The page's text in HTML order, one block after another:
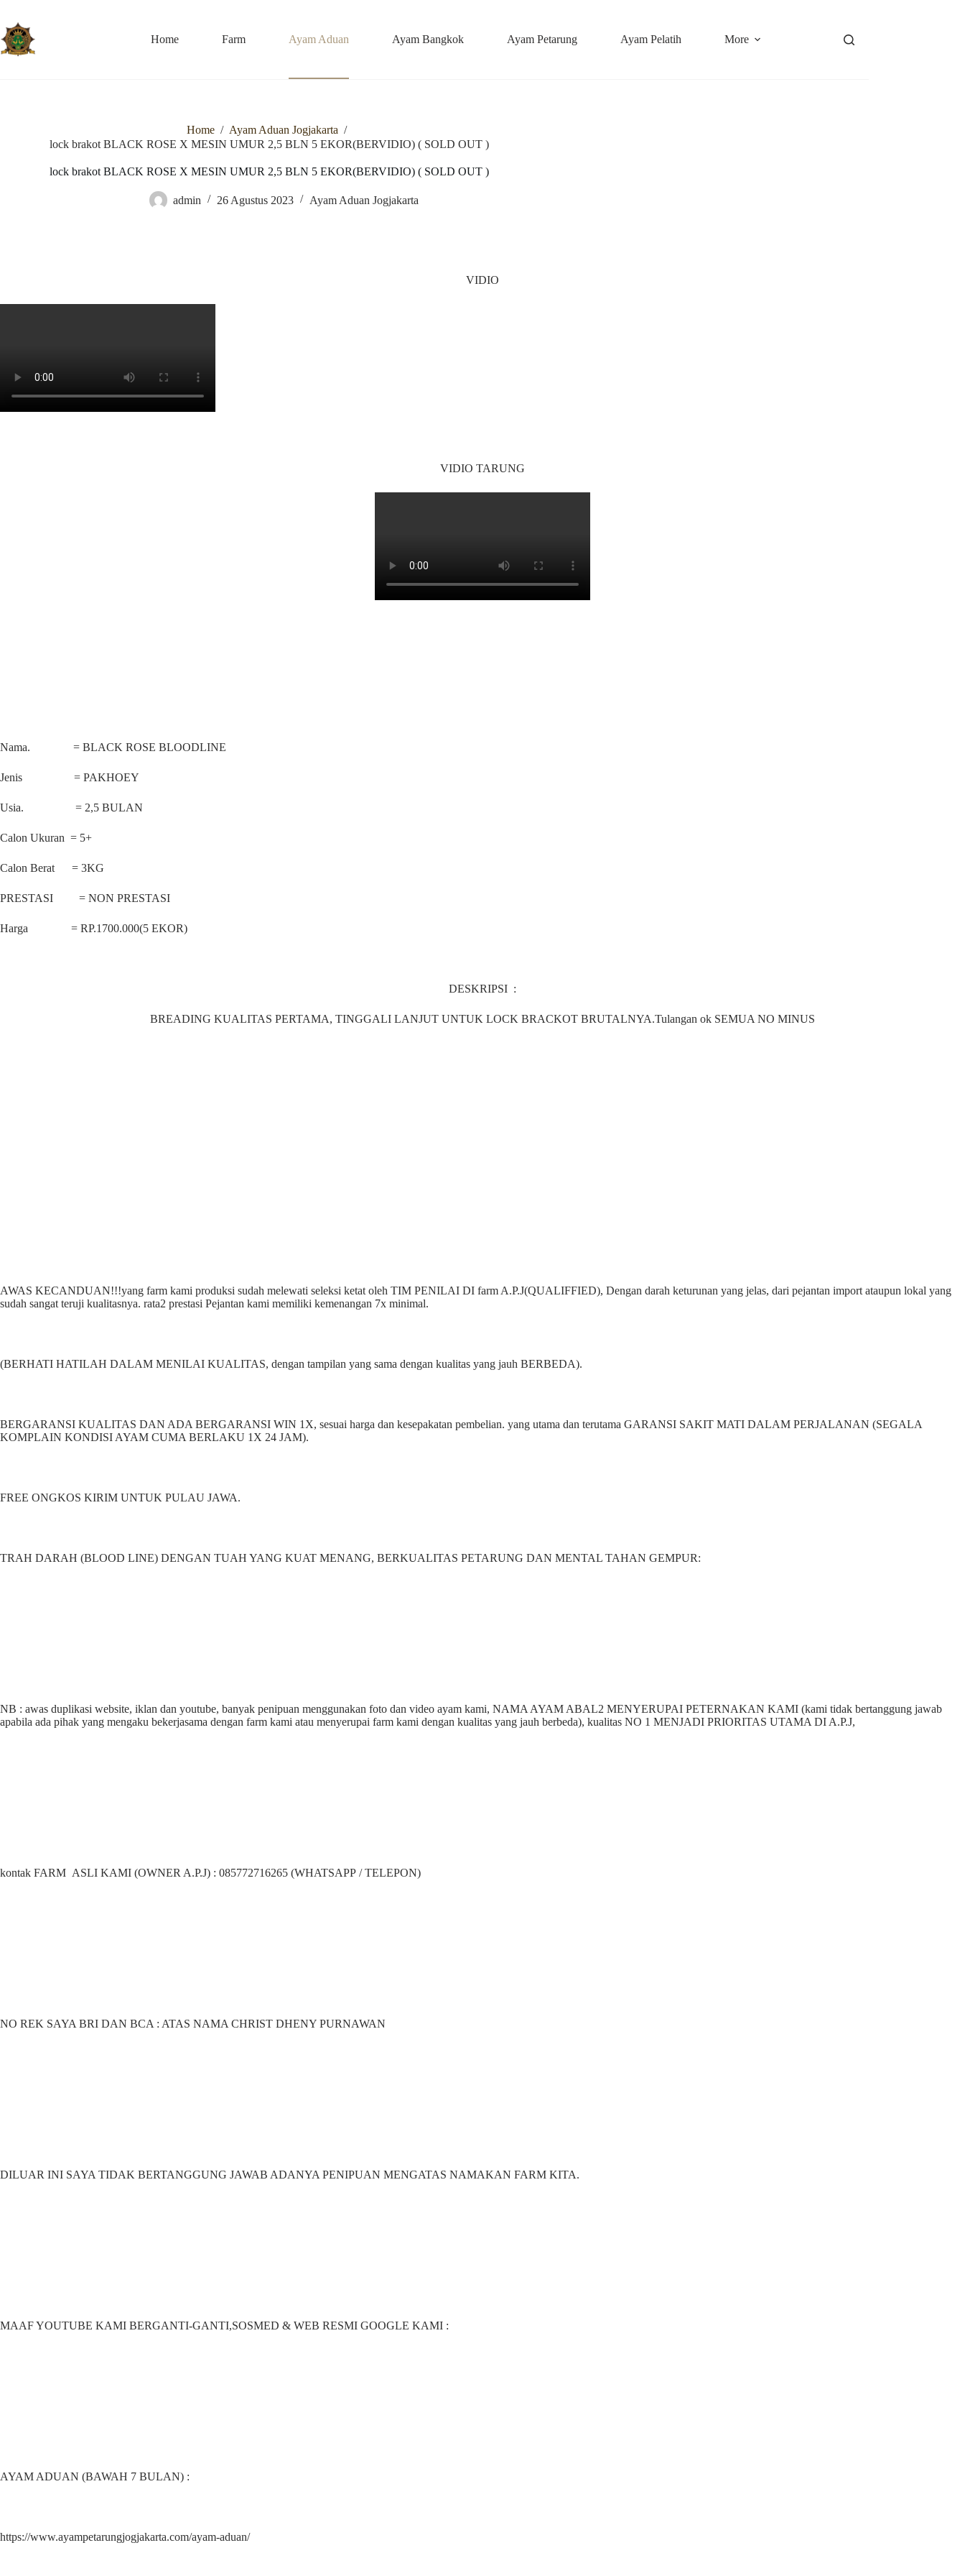
content
Home Farm Ayam Aduan Ayam Bangkok Ayam Petarung Ayam Pelatih More
Home / Ayam Aduan Jogjakarta /
lock brakot BLACK ROSE X MESIN UMUR 2,5 BLN 5 EKOR(BERVIDIO) ( SOLD OUT )
lock brakot BLACK ROSE X MESIN UMUR 2,5 BLN 5 EKOR(BERVIDIO) ( SOLD OUT )
admin 26 Agustus 2023 Ayam Aduan Jogjakarta
VIDIO
VIDIO TARUNG
Nama. = BLACK ROSE BLOODLINE
Jenis = PAKHOEY
Usia. = 2,5 BULAN
Calon Ukuran = 5+
Calon Berat = 3KG
PRESTASI = NON PRESTASI
Harga = RP.1700.000(5 EKOR)
DESKRIPSI :
BREADING KUALITAS PERTAMA, TINGGALI LANJUT UNTUK LOCK BRACKOT BRUTALNYA.Tulangan ok SEMUA NO MINUS
AWAS KECANDUAN!!!yang farm kami produksi sudah melewati seleksi ketat oleh TIM PENILAI DI farm A.P.J(QUALIFFIED), Dengan darah keturunan yang jelas, dari pejantan import ataupun lokal yang
sudah sangat teruji kualitasnya. rata2 prestasi Pejantan kami memiliki kemenangan 7x minimal.
(BERHATI HATILAH DALAM MENILAI KUALITAS, dengan tampilan yang sama dengan kualitas yang jauh BERBEDA).
BERGARANSI KUALITAS DAN ADA BERGARANSI WIN 1X, sesuai harga dan kesepakatan pembelian. yang utama dan terutama GARANSI SAKIT MATI DALAM PERJALANAN (SEGALA
KOMPLAIN KONDISI AYAM CUMA BERLAKU 1X 24 JAM).
FREE ONGKOS KIRIM UNTUK PULAU JAWA.
TRAH DARAH (BLOOD LINE) DENGAN TUAH YANG KUAT MENANG, BERKUALITAS PETARUNG DAN MENTAL TAHAN GEMPUR:
NB : awas duplikasi website, iklan dan youtube, banyak penipuan menggunakan foto dan video ayam kami, NAMA AYAM ABAL2 MENYERUPAI PETERNAKAN KAMI (kami tidak bertanggung jawab
apabila ada pihak yang mengaku bekerjasama dengan farm kami atau menyerupai farm kami dengan kualitas yang jauh berbeda), kualitas NO 1 MENJADI PRIORITAS UTAMA DI A.P.J,
kontak FARM ASLI KAMI (OWNER A.P.J) : 085772716265 (WHATSAPP / TELEPON)
NO REK SAYA BRI DAN BCA : ATAS NAMA CHRIST DHENY PURNAWAN
DILUAR INI SAYA TIDAK BERTANGGUNG JAWAB ADANYA PENIPUAN MENGATAS NAMAKAN FARM KITA.
MAAF YOUTUBE KAMI BERGANTI-GANTI,SOSMED & WEB RESMI GOOGLE KAMI :
AYAM ADUAN (BAWAH 7 BULAN) :
https://www.ayampetarungjogjakarta.com/ayam-aduan/